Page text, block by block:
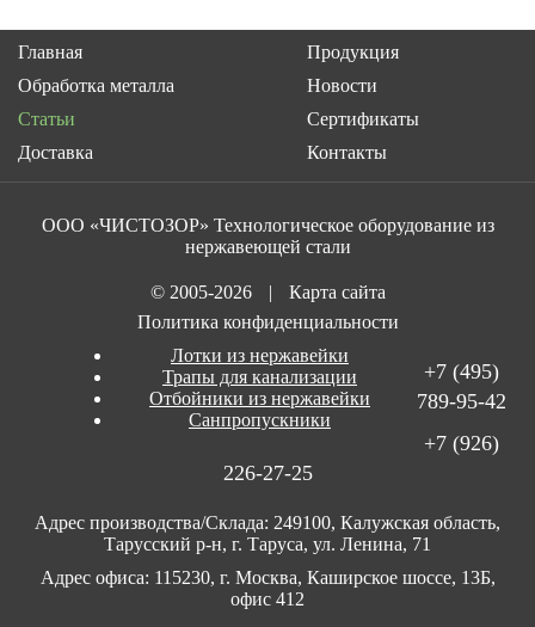
Главная
Продукция
Обработка металла
Новости
Статьи
Сертификаты
Доставка
Контакты
ООО «ЧИСТОЗОР» Технологическое оборудование из
нержавеющей стали
© 2005-2026
Карта сайта
Политика конфиденциальности
Лотки из нержавейки
Трапы для канализации
Отбойники из нержавейки
Санпропускники
+7 (495)
789-95-42
+7 (926)
226-27-25
Адрес производства/Склада: 249100, Калужская область,
Тарусский р-н, г. Таруса, ул. Ленина, 71
Адрес офиса: 115230, г. Москва, Каширское шоссе, 13Б,
офис 412